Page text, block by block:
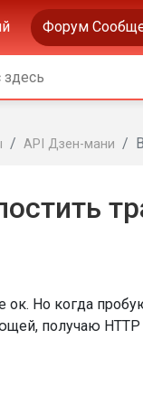
Форум
API Дзен-мани
Но когда
получаю